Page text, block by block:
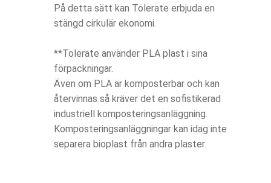
På detta sätt kan Tolerate erbjuda en
stängd cirkulär ekonomi.
**Tolerate använder PLA plast i sina
förpackningar.
Även om PLA är komposterbar och kan
återvinnas så kräver det en sofistikerad
industriell komposteringsanläggning.
Komposteringsanläggningar kan idag inte
separera bioplast från andra plaster.